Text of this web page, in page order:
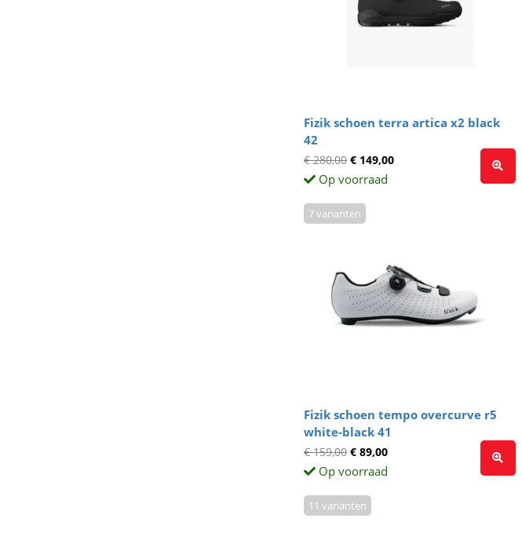
Fizik schoen terra artica x2 black
42
€ 280,00 € 149,00
Op voorraad
Fizik schoen tempo overcurve r5
white-black 41
7 varianten
€ 159,00 € 89,00
Op voorraad
11 varianten